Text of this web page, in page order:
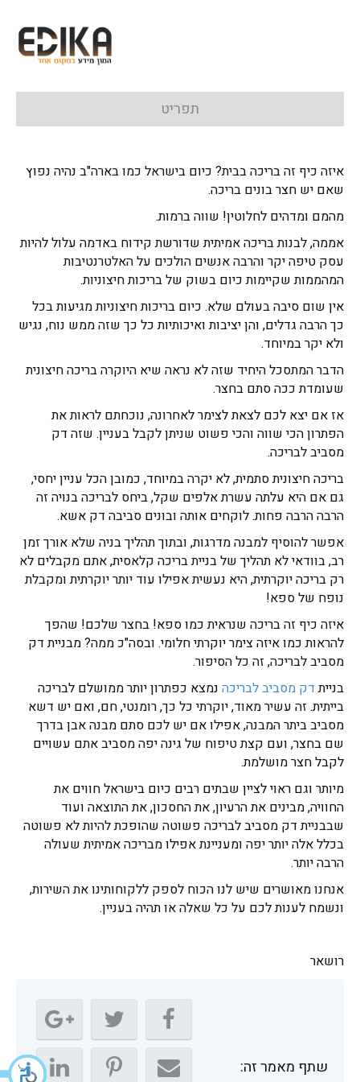
תפריט
איזה כיף זה בריכה בבית? כיום בישראל כמו בארה"ב נהיה נפוץ
שאם יש חצר בונים בריכה.
מהמם ומדהים לחלוטין! שווה ברמות.
אממה, לבנות בריכה אמיתית שדורשת קידוח באדמה עלול להיות
עסק טיפה יקר והרבה אנשים הולכים על האלטרנטיבות
המהממות שקיימות כיום בשוק של בריכות חיצוניות.
אין שום סיבה בעולם שלא. כיום בריכות חיצוניות מגיעות בכל
כך הרבה גדלים, והן יציבות ואיכותיות כל כך שזה ממש נוח, נגיש
ולא יקר במיוחד.
הדבר המתסכל היחיד שזה לא נראה שיא היוקרה בריכה חיצונית
שעומדת ככה סתם בחצר.
אז אם יצא לכם לצאת לצימר לאחרונה, נוכחתם לראות את
הפתרון הכי שווה והכי פשוט שניתן לקבל בעניין. שזה דק
מסביב לבריכה.
בריכה חיצונית סתמית, לא יקרה במיוחד, כמובן הכל עניין יחסי,
גם אם היא עלתה עשרת אלפים שקל, ביחס לבריכה בנויה זה
הרבה הרבה פחות. לוקחים אותה ובונים סביבה דק אשא.
אפשר להוסיף למבנה מדרגות, ובתוך תהליך בניה שלא אורך זמן
רב, בוודאי לא תהליך של בניית בריכה קלאסית, אתם מקבלים לא
רק בריכה יוקרתית, היא נעשית אפילו עוד יותר יוקרתית ומקבלת
נופח של ספא!
איזה כיף זה בריכה שנראית כמו ספא! בחצר שלכם! שהפך
להראות כמו איזה צימר יוקרתי חלומי. ובסה"כ ממה? מבניית דק
מסביב לבריכה, זה כל הסיפור.
בנייתדק מסביב לבריכה נמצא כפתרון יותר ממושלם לבריכה
בייתית. זה עשיר מאוד, יוקרתי כל כך, רומנטי, חם, ואם יש דשא
מסביב ביתר המבנה, אפילו אם יש לכם סתם מבנה אבן בדרך
שם בחצר, ועם קצת טיפוח של גינה יפה מסביב אתם עשויים
לקבל חצר מושלמת.
מיותר וגם ראוי לציין שבתים רבים כיום בישראל חווים את
החוויה, מבינים את הרעיון, את החסכון, את התוצאה ועוד
שבבניית דק מסביב לבריכה פשוטה שהופכת להיות לא פשוטה
בכלל אלה יותר יפה ומעניינת אפילו מבריכה אמיתית שעולה
הרבה יותר.
אנחנו מאושרים שיש לנו הכוח לספק ללקוחותינו את השירות,
ונשמח לענות לכם על כל שאלה או תהיה בעניין.
רושאר
שתף מאמר זה: